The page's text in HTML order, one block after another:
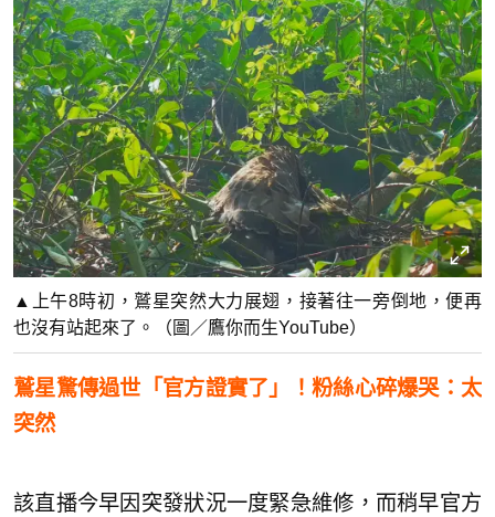
▲上午8時初，鷲星突然大力展翅，接著往一旁倒地，便再
也沒有站起來了。（圖／鷹你而生YouTube）
鷲星驚傳過世「官方證實了」！粉絲心碎爆哭：太
突然
該直播今早因突發狀況一度緊急維修，而稍早官方